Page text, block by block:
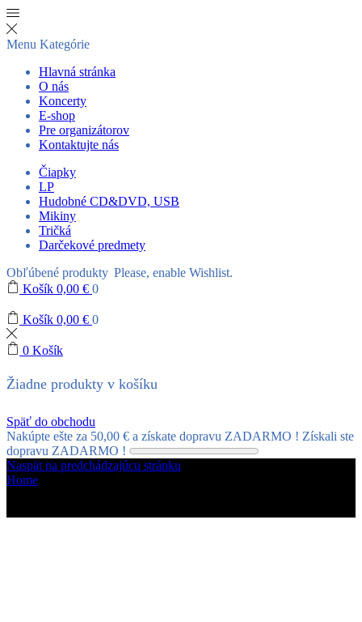
Menu Kategórie
Hlavná stránka
O nás
Koncerty
E-shop
Pre organizátorov
Kontaktujte nás
Čiapky
LP
Hudobné CD&DVD, USB
Mikiny
Tričká
Darčekové predmety
Obľúbené produkty Please, enable Wishlist.
Košík 0,00 € 0
Košík 0,00 € 0
0 Košík
Žiadne produkty v košíku
Späť do obchodu
Nakúpte ešte za 50,00 € a získate dopravu ZADARMO ! Získali ste
dopravu ZADARMO !
Naspät na predchádzajúcu stránku
Home